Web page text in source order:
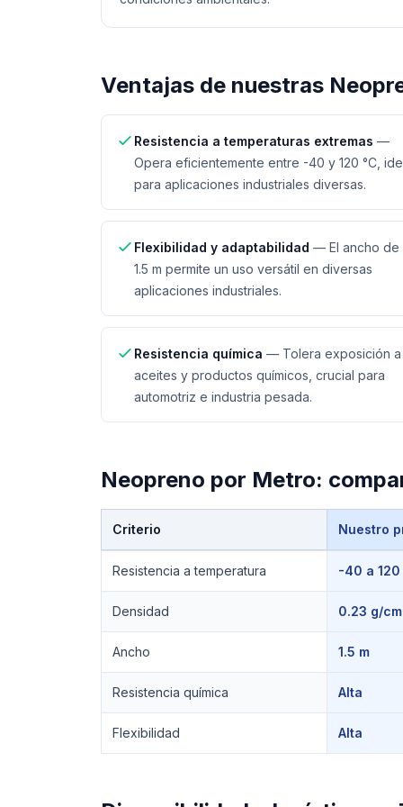
Ventajas de nuestras
Resistencia a temperaturas extremas —
Opera eficientemente entre -40 y 120 °C,
para aplicaciones industriales diversas.
Flexibilidad y adaptabilidad — El ancho de
1.5 m permite un uso versátil en diversas
aplicaciones industriales.
Resistencia química — Tolera exposición a
aceites y productos químicos, crucial para
automotriz e industria pesada.
Neopreno por Metro:
Criterio Nuestro
Resistencia a temperatura -40 a 120
Densidad 0.23 g/
Ancho 1.5 m
Resistencia química Alta
Flexibilidad Alta